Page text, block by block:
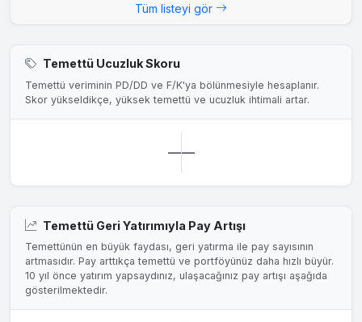
Tüm listeyi gör
Temettü Ucuzluk Skoru
Temettü veriminin PD/DD ve F/K'ya bölünmesiyle hesaplanır.
Skor yükseldikçe, yüksek temettü ve ucuzluk ihtimali artar.
——
Temettü Geri Yatırımıyla Pay Artışı
Temettünün en büyük faydası, geri yatırma ile pay sayısının
artmasıdır. Pay arttıkça temettü ve portföyünüz daha hızlı büyür.
10 yıl önce yatırım yapsaydınız, ulaşacağınız pay artışı aşağıda
gösterilmektedir.